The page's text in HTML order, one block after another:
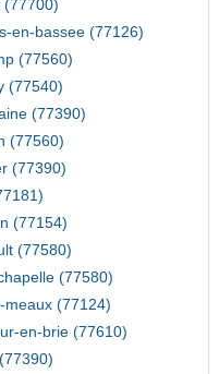
(77700)
en-bassee (77126)
(77560)
(77540)
(77390)
(77560)
(77390)
(77154)
(77580)
(77580)
meaux (77124)
en-brie (77610)